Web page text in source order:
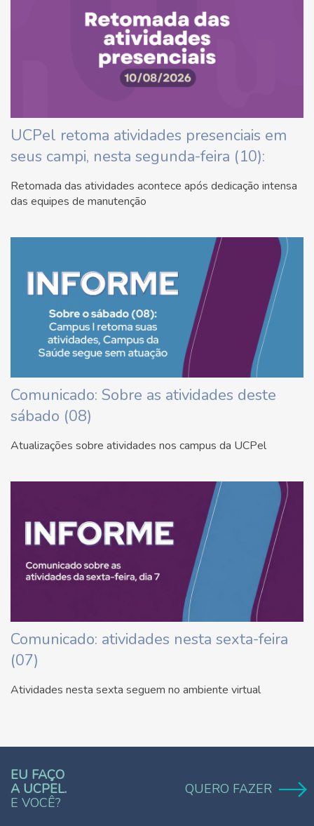
UCPel retoma atividades presenciais em
seus campi, nesta segunda-feira (10):
Retomada das atividades acontece após dedicação intensa
das equipes de manutenção
Comunicado: Sobre as atividades deste
sábado (08)
Atualizações sobre atividades nos campus da UCPel
Comunicado: atividades nesta sexta-feira
(07)
Atividades nesta sexta seguem no ambiente virtual
EU FAÇO
A UCPEL.
E VOCÊ?
QUERO FAZER